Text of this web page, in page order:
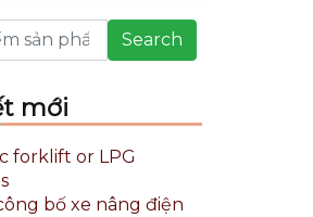
Search
mới
forklift or LPG
bố xe nâng điện